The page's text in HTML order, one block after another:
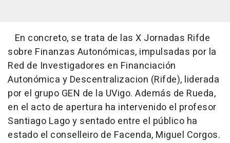
En concreto, se trata de las X Jornadas Rifde
sobre Finanzas Autonómicas, impulsadas por la
Red de Investigadores en Financiación
Autonómica y Descentralizacion (Rifde), liderada
por el grupo GEN de la UVigo. Además de Rueda,
en el acto de apertura ha intervenido el profesor
Santiago Lago y sentado entre el público ha
estado el conselleiro de Facenda, Miguel Corgos.